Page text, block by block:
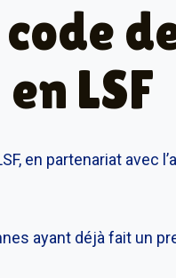
en LSF
en partenariat avec
ayant déjà fait un